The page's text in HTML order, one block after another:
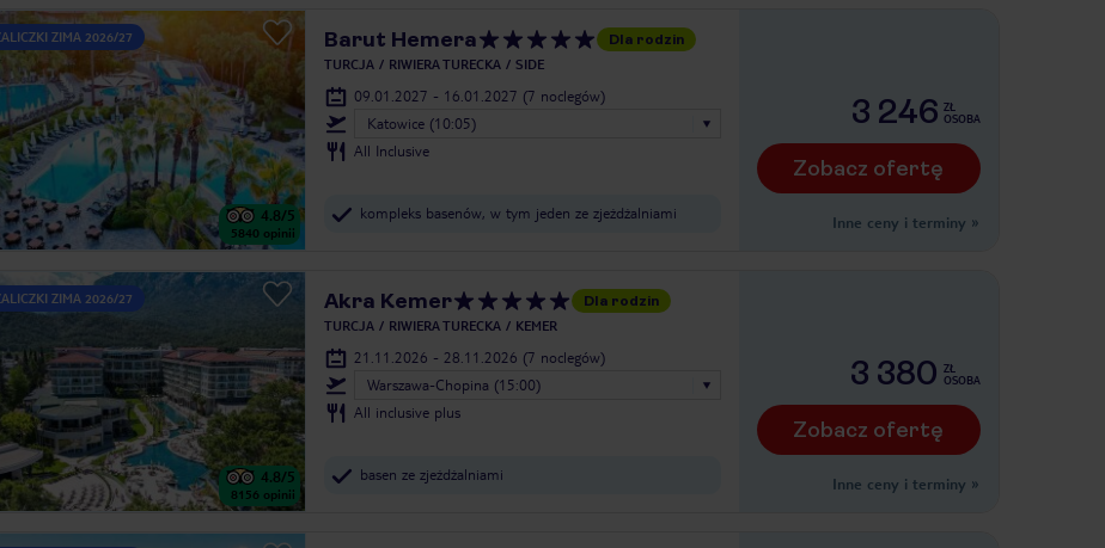
ZIMA 2026/27
4.8/5
5840 opinii
Barut Hemera Dla rodzin
TURCJA RIWIERA TURECKA SIDE
09.01.2027 - 16.01.2027 (7 noclegów)
Katowice (10:05)
All Inclusive
kompleks basenów, w tym jeden ze zjeżdżalniami
3 246 ZŁ
OSOBA
Zobacz ofertę
Inne ceny i terminy »
ZIMA 2026/27
4.8/5
8156 opinii
Akra Kemer Dla rodzin
TURCJA RIWIERA TURECKA KEMER
21.11.2026 - 28.11.2026 (7 noclegów)
Warszawa-Chopina (15:00)
All inclusive plus
basen ze zjeżdżalniami
3 380 ZŁ
OSOBA
Zobacz ofertę
Inne ceny i terminy »